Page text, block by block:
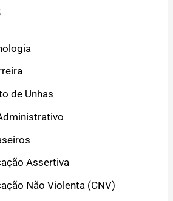
de Unhas
Assertiva
Não Violenta (CNV)